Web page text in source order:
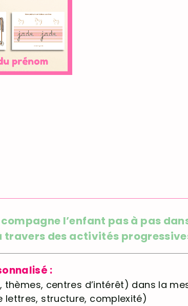
l’enfant pas à pas
travers des activités
:
centres d’intérêt) dans la
structure, complexité)